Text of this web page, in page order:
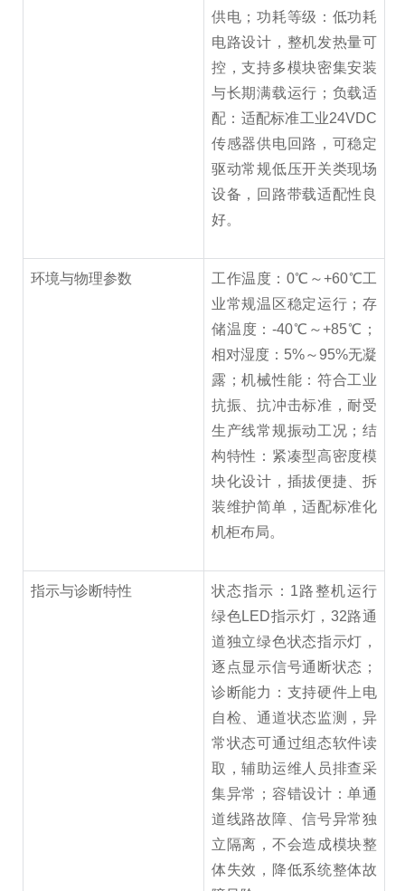
供电；功耗等级：低功耗
电路设计，整机发热量可
控，支持多模块密集安装
与长期满载运行；负载适
配：适配标准工业24VDC
传感器供电回路，可稳定
驱动常规低压开关类现场
设备，回路带载适配性良
好。
环境与物理参数
工作温度：0℃～+60℃工
业常规温区稳定运行；存
储温度：-40℃～+85℃；
相对湿度：5%～95%无凝
露；机械性能：符合工业
抗振、抗冲击标准，耐受
生产线常规振动工况；结
构特性：紧凑型高密度模
块化设计，插拔便捷、拆
装维护简单，适配标准化
机柜布局。
指示与诊断特性
状态指示：1路整机运行
绿色LED指示灯，32路通
道独立绿色状态指示灯，
逐点显示信号通断状态；
诊断能力：支持硬件上电
自检、通道状态监测，异
常状态可通过组态软件读
取，辅助运维人员排查采
集异常；容错设计：单通
道线路故障、信号异常独
立隔离，不会造成模块整
体失效，降低系统整体故